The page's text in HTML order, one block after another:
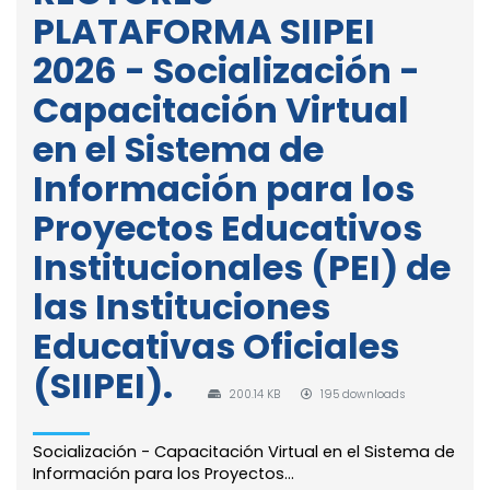
PLATAFORMA SIIPEI
2026 - Socialización -
Capacitación Virtual
en el Sistema de
Información para los
Proyectos Educativos
Institucionales (PEI) de
las Instituciones
Educativas Oficiales
(SIIPEI).
200.14 KB 195 downloads
Socialización - Capacitación Virtual en el Sistema de
Información para los Proyectos...